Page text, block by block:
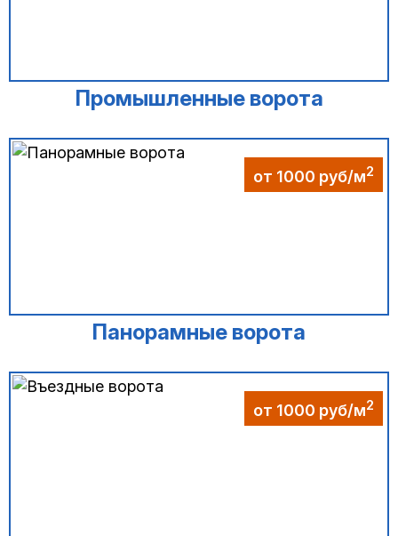
Промышленные ворота
от 1000 руб/м2
Панорамные ворота
от 1000 руб/м2